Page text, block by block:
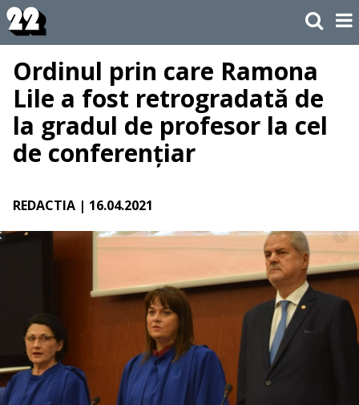
Ordinul prin care Ramona
Lile a fost retrogradată de
la gradul de profesor la cel
de conferențiar
REDACTIA | 16.04.2021